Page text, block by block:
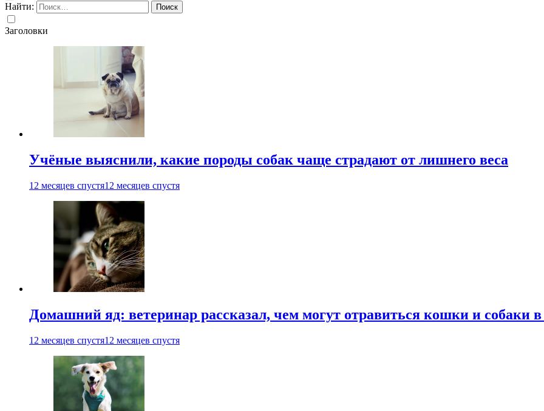
Найти:
Заголовки
Учёные выяснили, какие породы собак чаще страдают от лишнего веса
12 месяцев спустя12 месяцев спустя
Домашний яд: ветеринар рассказал, чем могут отравиться кошки и собаки
12 месяцев спустя12 месяцев спустя